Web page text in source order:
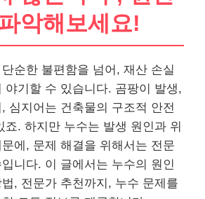
악해보세요!
순한 불편함을 넘어, 재산 손실
야기할 수 있습니다. 곰팡이 발생,
심지어는 건축물의 구조적 안전
죠. 하지만 누수는 발생 원인과 위
에, 문제 해결을 위해서는 전문
니다. 이 글에서는 누수의 원인
, 전문가 추천까지, 누수 문제를